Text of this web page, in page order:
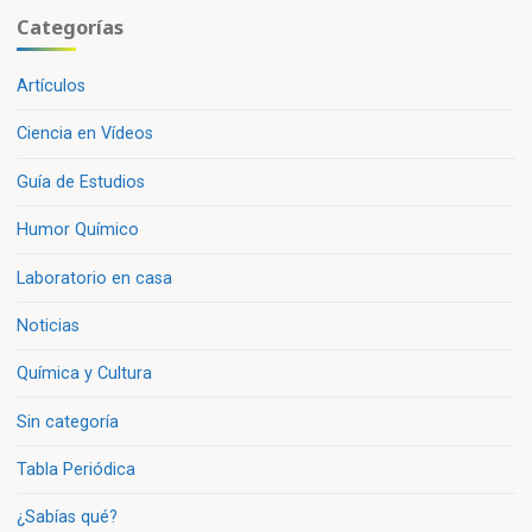
Categorías
Artículos
Ciencia en Vídeos
Guía de Estudios
Humor Químico
Laboratorio en casa
Noticias
Química y Cultura
Sin categoría
Tabla Periódica
¿Sabías qué?